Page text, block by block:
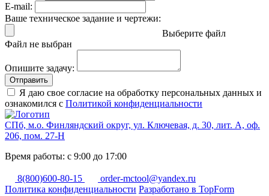
E-mail:
Ваше техническое задание и чертежи:
Выберите файл
Файл не выбран
Опишите задачу:
Отправить
Я даю свое согласие на обработку персональных данных и
ознакомился с Политикой конфиденциальности
СПб, м.о. Финляндский округ, ул. Ключевая, д. 30, лит. А, оф.
206, пом. 27-Н
Время работы: с 9:00 до 17:00
8(800)600-80-15
order-mctool@yandex.ru
Политика конфиденциальности Разработано в TopForm